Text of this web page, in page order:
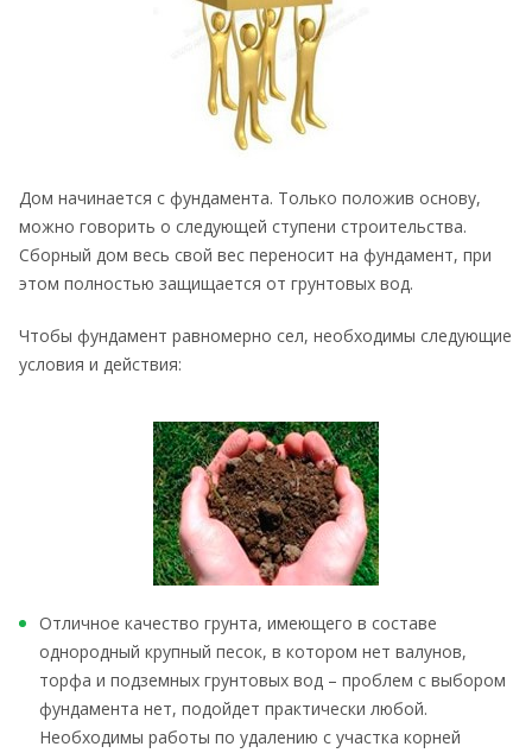
Дом начинается с фундамента. Только положив основу,
можно говорить о следующей ступени строительства.
Сборный дом весь свой вес переносит на фундамент, при
этом полностью защищается от грунтовых вод.
Чтобы фундамент равномерно сел, необходимы следующие
условия и действия:
Отличное качество грунта, имеющего в составе
однородный крупный песок, в котором нет валунов,
торфа и подземных грунтовых вод – проблем с выбором
фундамента нет, подойдет практически любой.
Необходимы работы по удалению с участка корней